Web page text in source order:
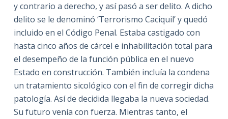
y contrario a derecho, y así pasó a ser delito. A dicho
delito se le denominó ‘Terrorismo Caciquil’ y quedó
incluido en el Código Penal. Estaba castigado con
hasta cinco años de cárcel e inhabilitación total para
el desempeño de la función pública en el nuevo
Estado en construcción. También incluía la condena
un tratamiento sicológico con el fin de corregir dicha
patología. Así de decidida llegaba la nueva sociedad.
Su futuro venía con fuerza. Mientras tanto, el